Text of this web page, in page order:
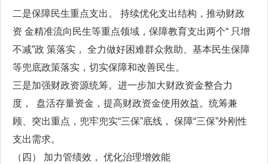
二是保障民生重点支出。 持续优化支出结构，推动财政
资 金精准流向民生等重点领域，保障教育支出两个“ 只增
不减”政 策落实， 全力做好困难群众救助、基本民生保障
等兜底政策落实，切实保障和改善民生。
三是加强财政资源统筹。进一步加大财政资金整合力
度， 盘活存量资金，提高财政资金使用效益。统筹兼
顾、突出重点，兜牢兜实“三保”底线， 保障“三保”外刚性
支出需求。
（四） 加力管绩效， 优化治理增效能